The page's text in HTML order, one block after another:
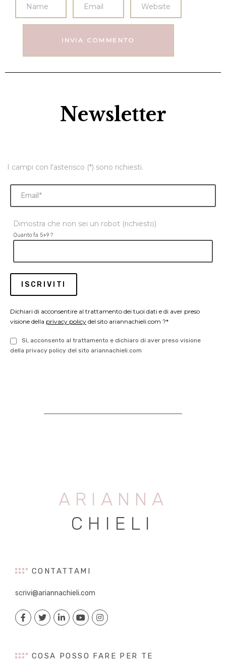
Newsletter
I campi con l'asterisco (*) sono richiesti.
Dimostra che non sei un robot (richiesto)
Quanto fa 5+9 ?
Dichiari di acconsentire al trattamento dei tuoi dati e di aver preso
visione della privacy policy del sito ariannachieli.com ?*
Sì, acconsento al trattamento e dichiaro di aver preso visione
della privacy policy del sito ariannachieli.com
ARIANNA
CHIELI
CONTATTAMI
scrivi@ariannachieli.com
COSA POSSO FARE PER TE